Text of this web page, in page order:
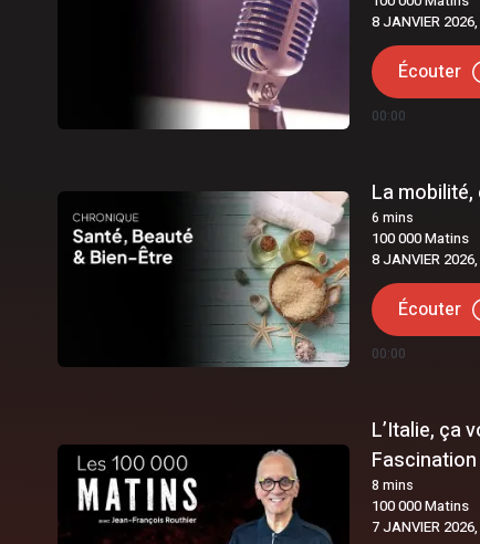
8 JANVIER
Écouter
00:00
La
6 mins
100 000 Matins
8 JANVIER
Écouter
00:00
L’Italie, ça
Fascination
8 mins
100 000 Matins
7 JANVIER